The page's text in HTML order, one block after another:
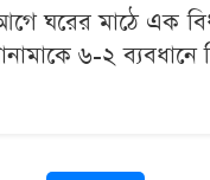
ঘরের মাঠে এক
৬-২